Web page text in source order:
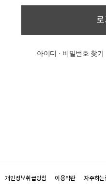
아이디 · 비밀번호 찾기
개인정보취급방침 이용약관 자주하는